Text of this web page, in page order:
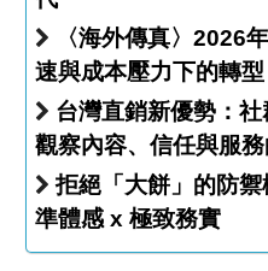
〈海外傳真〉2026年消
速與成本壓力下的轉型
台灣直銷新優勢：社群經營
觀察內容、信任與服
拒絕「大餅」的防禦機制 Z 世代消
準體感 x 極致務實